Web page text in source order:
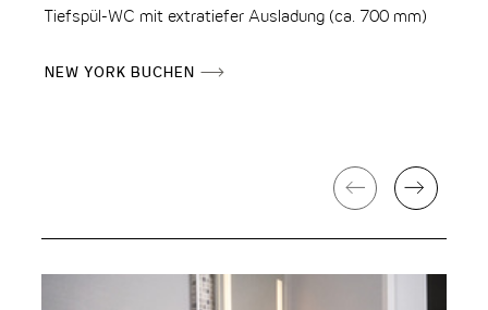
Tiefspül-WC mit extratiefer Ausladung (ca. 700 mm)
NEW YORK BUCHEN